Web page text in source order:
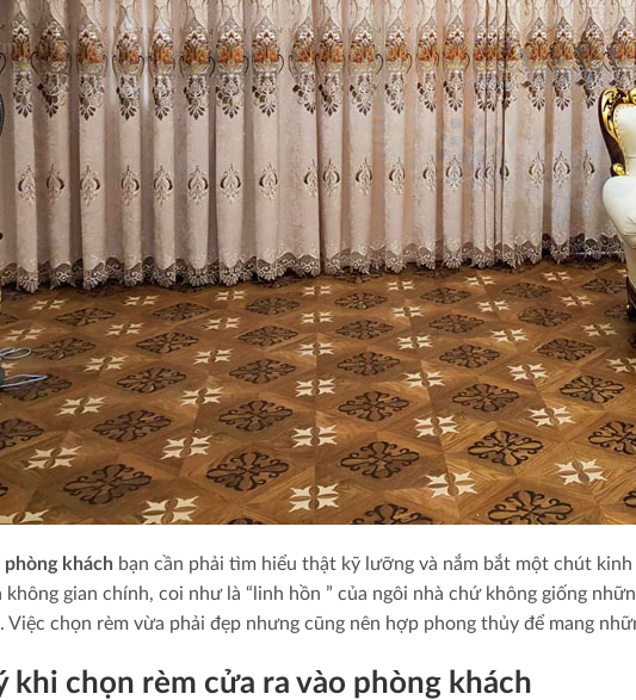
phòng khách bạn cần phải tìm hiểu thật kỹ lưỡng và nắm bắt một chút
không gian chính, coi như là “linh hồn ” của ngôi nhà chứ không giống
Việc chọn rèm vừa phải đẹp nhưng cũng nên hợp phong thủy để mang
khi chọn rèm cửa ra vào phòng khách